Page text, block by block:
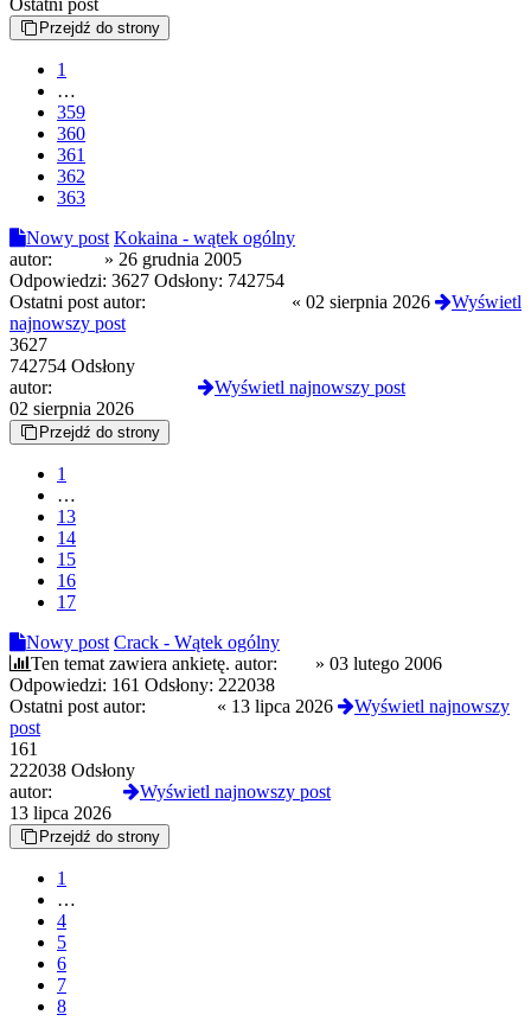
Przejdź do strony
1
…
359
360
361
362
363
Nowy post Kokaina - wątek ogólny
autor:
» 26 grudnia 2005
Odpowiedzi: 3627 Odsłony: 742754
Ostatni post autor:
« 02 sierpnia 2026
Wyświetl
najnowszy post
3627
742754 Odsłony
autor:
Wyświetl najnowszy post
02 sierpnia 2026
Przejdź do strony
1
…
13
14
15
16
17
Nowy post Crack - Wątek ogólny
Ten temat zawiera ankietę. autor: » 03 lutego 2006
Odpowiedzi: 161 Odsłony: 222038
Ostatni post autor:
« 13 lipca 2026
Wyświetl najnowszy
post
161
222038 Odsłony
autor:
Wyświetl najnowszy post
13 lipca 2026
Przejdź do strony
1
…
4
5
6
7
8